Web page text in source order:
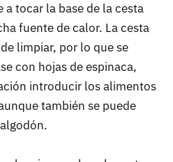
tocar la base de la cesta
fuente de calor. La cesta
limpiar, por lo que se
con hojas de espinaca,
introducir los alimentos
también se puede